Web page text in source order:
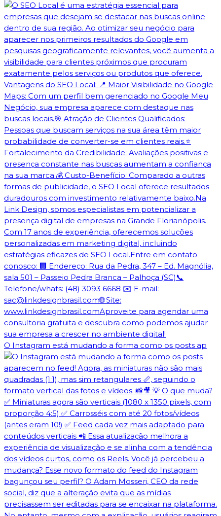
O Instagram está mudando a forma como os posts ap